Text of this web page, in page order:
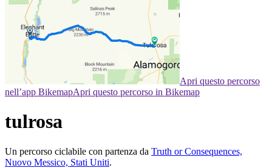
Apri questo percorso
nell’app BikemapApri questo percorso in Bikemap
tulrosa
Un percorso ciclabile con partenza da Truth or Consequences,
Nuovo Messico, Stati Uniti.